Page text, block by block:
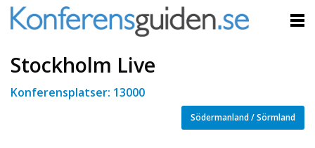
Stockholm Live
Konferensplatser: 13000
Södermanland / Sörmland